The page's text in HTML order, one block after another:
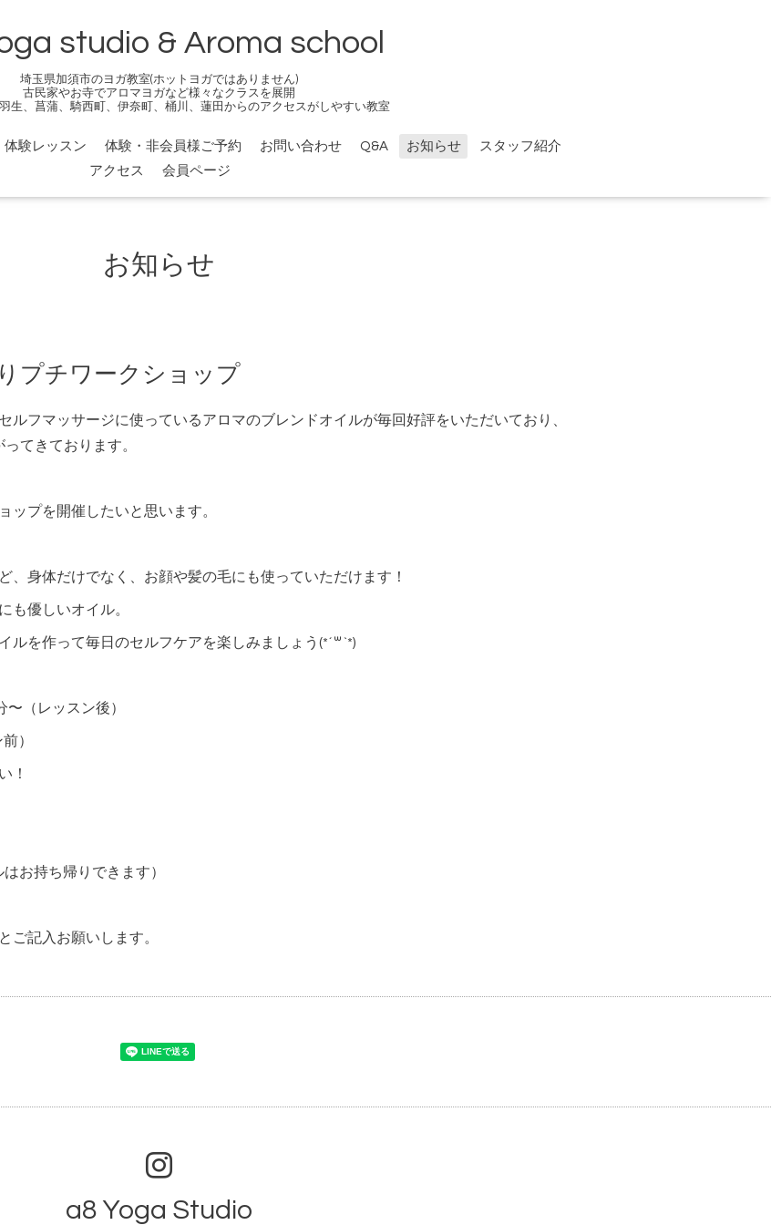
studio & Aroma school
埼玉県加須市のヨガ教室(ホットヨガではありません)
古民家やお寺でアロマヨガなど様々なクラスを展開
生、菖蒲、騎西町、伊奈町、桶川、蓮田からのアクセスがしやすい教室
体験レッスン 体験・非会員様ご予約 お問い合わせ Q&A お知らせ
スタッフ紹介
アクセス
会員ページ
お知らせ
プチワークショップ
ルフマッサージに使っているアロマのブレンドオイルが毎回好評をいただいており、
てきております。
ップを開催したいと思います。
、身体だけでなく、お顔や髪の毛にも使っていただけます！
も優しいオイル。
を作って毎日のセルフケアを楽しみましょう(*´꒳`*)
（レッスン後）
）
！
お持ち帰りできます）
ご記入お願いします。
a8 Yoga Studio